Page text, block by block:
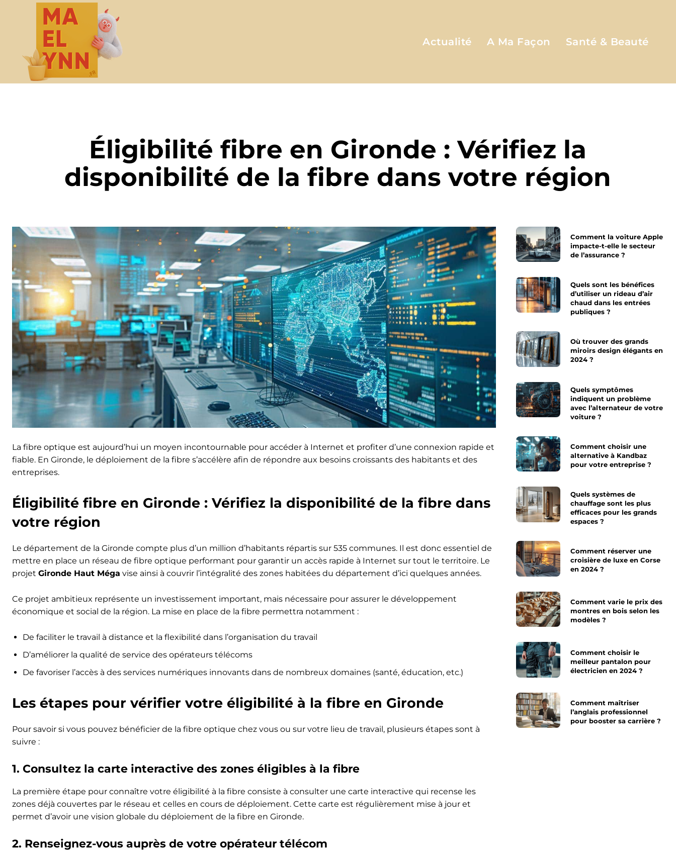
Actualité A Ma Façon Santé & Beauté
Éligibilité fibre en Gironde : Vérifiez la
disponibilité de la fibre dans votre région
La fibre optique est aujourd’hui un moyen incontournable pour accéder à Internet et profiter d’une connexion rapide et
fiable. En Gironde, le déploiement de la fibre s’accélère afin de répondre aux besoins croissants des habitants et des
entreprises.
Éligibilité fibre en Gironde : Vérifiez la disponibilité de la fibre dans
votre région
Le département de la Gironde compte plus d’un million d’habitants répartis sur 535 communes. Il est donc essentiel de
mettre en place un réseau de fibre optique performant pour garantir un accès rapide à Internet sur tout le territoire. Le
projet Gironde Haut Méga vise ainsi à couvrir l’intégralité des zones habitées du département d’ici quelques années.
Ce projet ambitieux représente un investissement important, mais nécessaire pour assurer le développement
économique et social de la région. La mise en place de la fibre permettra notamment :
De faciliter le travail à distance et la flexibilité dans l’organisation du travail
D’améliorer la qualité de service des opérateurs télécoms
De favoriser l’accès à des services numériques innovants dans de nombreux domaines (santé, éducation, etc.)
Les étapes pour vérifier votre éligibilité à la fibre en Gironde
Pour savoir si vous pouvez bénéficier de la fibre optique chez vous ou sur votre lieu de travail, plusieurs étapes sont à
suivre :
1. Consultez la carte interactive des zones éligibles à la fibre
La première étape pour connaître votre éligibilité à la fibre consiste à consulter une carte interactive qui recense les
zones déjà couvertes par le réseau et celles en cours de déploiement. Cette carte est régulièrement mise à jour et
permet d’avoir une vision globale du déploiement de la fibre en Gironde.
2. Renseignez-vous auprès de votre opérateur télécom
Comment la voiture Apple
impacte-t-elle le secteur
de l’assurance ?
Quels sont les bénéfices
d’utiliser un rideau d’air
chaud dans les entrées
publiques ?
Où trouver des grands
miroirs design élégants en
2024 ?
Quels symptômes
indiquent un problème
avec l’alternateur de votre
voiture ?
Comment choisir une
alternative à Kandbaz
pour votre entreprise ?
Quels systèmes de
chauffage sont les plus
efficaces pour les grands
espaces ?
Comment réserver une
croisière de luxe en Corse
en 2024 ?
Comment varie le prix des
montres en bois selon les
modèles ?
Comment choisir le
meilleur pantalon pour
électricien en 2024 ?
Comment maîtriser
l’anglais professionnel
pour booster sa carrière ?